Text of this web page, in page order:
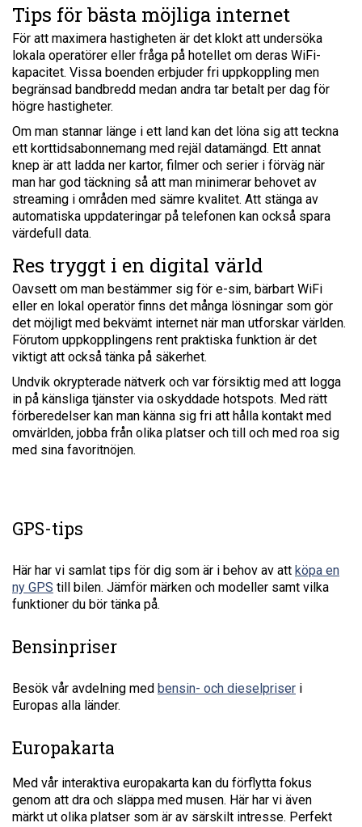
Tips för bästa möjliga internet
För att maximera hastigheten är det klokt att undersöka
lokala operatörer eller fråga på hotellet om deras WiFi-
kapacitet. Vissa boenden erbjuder fri uppkoppling men
begränsad bandbredd medan andra tar betalt per dag för
högre hastigheter.
Om man stannar länge i ett land kan det löna sig att teckna
ett korttidsabonnemang med rejäl datamängd. Ett annat
knep är att ladda ner kartor, filmer och serier i förväg när
man har god täckning så att man minimerar behovet av
streaming i områden med sämre kvalitet. Att stänga av
automatiska uppdateringar på telefonen kan också spara
värdefull data.
Res tryggt i en digital värld
Oavsett om man bestämmer sig för e-sim, bärbart WiFi
eller en lokal operatör finns det många lösningar som gör
det möjligt med bekvämt internet när man utforskar världen.
Förutom uppkopplingens rent praktiska funktion är det
viktigt att också tänka på säkerhet.
Undvik okrypterade nätverk och var försiktig med att logga
in på känsliga tjänster via oskyddade hotspots. Med rätt
förberedelser kan man känna sig fri att hålla kontakt med
omvärlden, jobba från olika platser och till och med roa sig
med sina favoritnöjen.
GPS-tips
Här har vi samlat tips för dig som är i behov av att köpa en
ny GPS till bilen. Jämför märken och modeller samt vilka
funktioner du bör tänka på.
Bensinpriser
Besök vår avdelning med bensin- och dieselpriser i
Europas alla länder.
Europakarta
Med vår interaktiva europakarta kan du förflytta fokus
genom att dra och släppa med musen. Här har vi även
märkt ut olika platser som är av särskilt intresse. Perfekt